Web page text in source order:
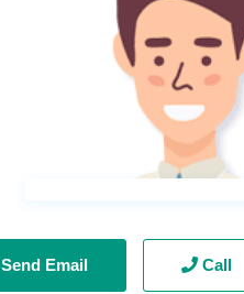
Send Email Call